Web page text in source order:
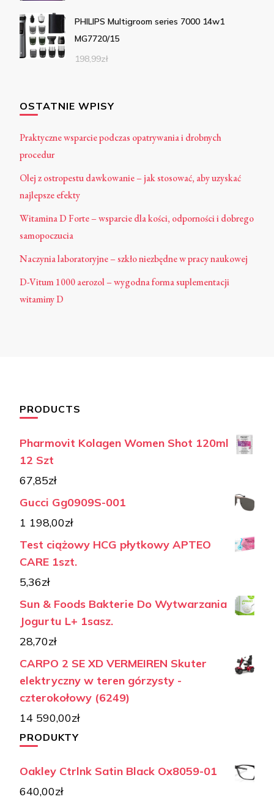
PHILIPS Multigroom series 7000 14w1
MG7720/15
198,99zł
OSTATNIE WPISY
Praktyczne wsparcie podczas opatrywania i drobnych
procedur
Olej z ostropestu dawkowanie – jak stosować, aby uzyskać
najlepsze efekty
Witamina D Forte – wsparcie dla kości, odporności i dobrego
samopoczucia
Naczynia laboratoryjne – szkło niezbędne w pracy naukowej
D-Vitum 1000 aerozol – wygodna forma suplementacji
witaminy D
PRODUCTS
Pharmovit Kolagen Women Shot 120ml
12 Szt
67,85zł
Gucci Gg0909S-001
1 198,00zł
Test ciążowy HCG płytkowy APTEO
CARE 1szt.
5,36zł
Sun & Foods Bakterie Do Wytwarzania
Jogurtu L+ 1sasz.
28,70zł
CARPO 2 SE XD VERMEIREN Skuter
elektryczny w teren górzysty -
czterokołowy (6249)
14 590,00zł
PRODUKTY
Oakley Ctrlnk Satin Black Ox8059-01
640,00zł